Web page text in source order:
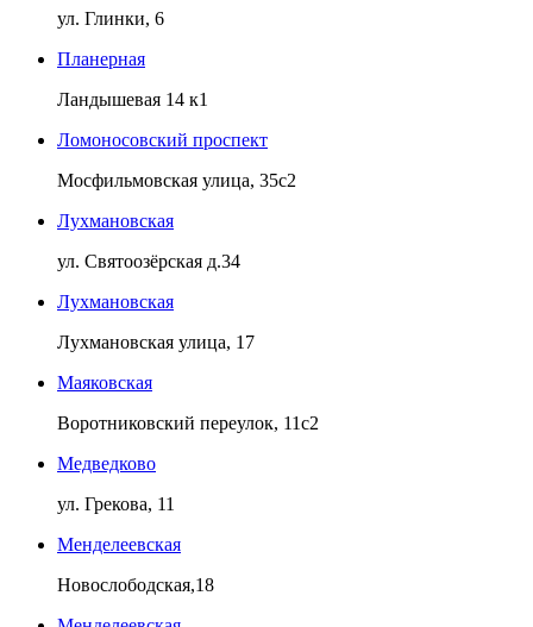
ул. Глинки, 6
Планерная
Ландышевая 14 к1
Ломоносовский проспект
Мосфильмовская улица, 35с2
Лухмановская
ул. Святоозёрская д.34
Лухмановская
Лухмановская улица, 17
Маяковская
Воротниковский переулок, 11с2
Медведково
ул. Грекова, 11
Менделеевская
Новослободская,18